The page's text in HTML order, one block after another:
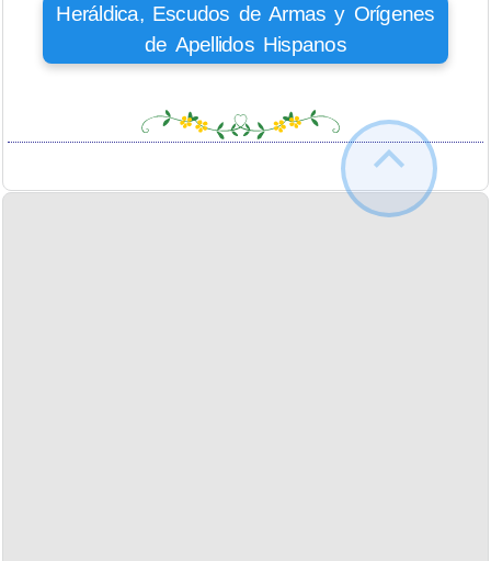
Heráldica, Escudos de Armas y Orígenes
de Apellidos Hispanos